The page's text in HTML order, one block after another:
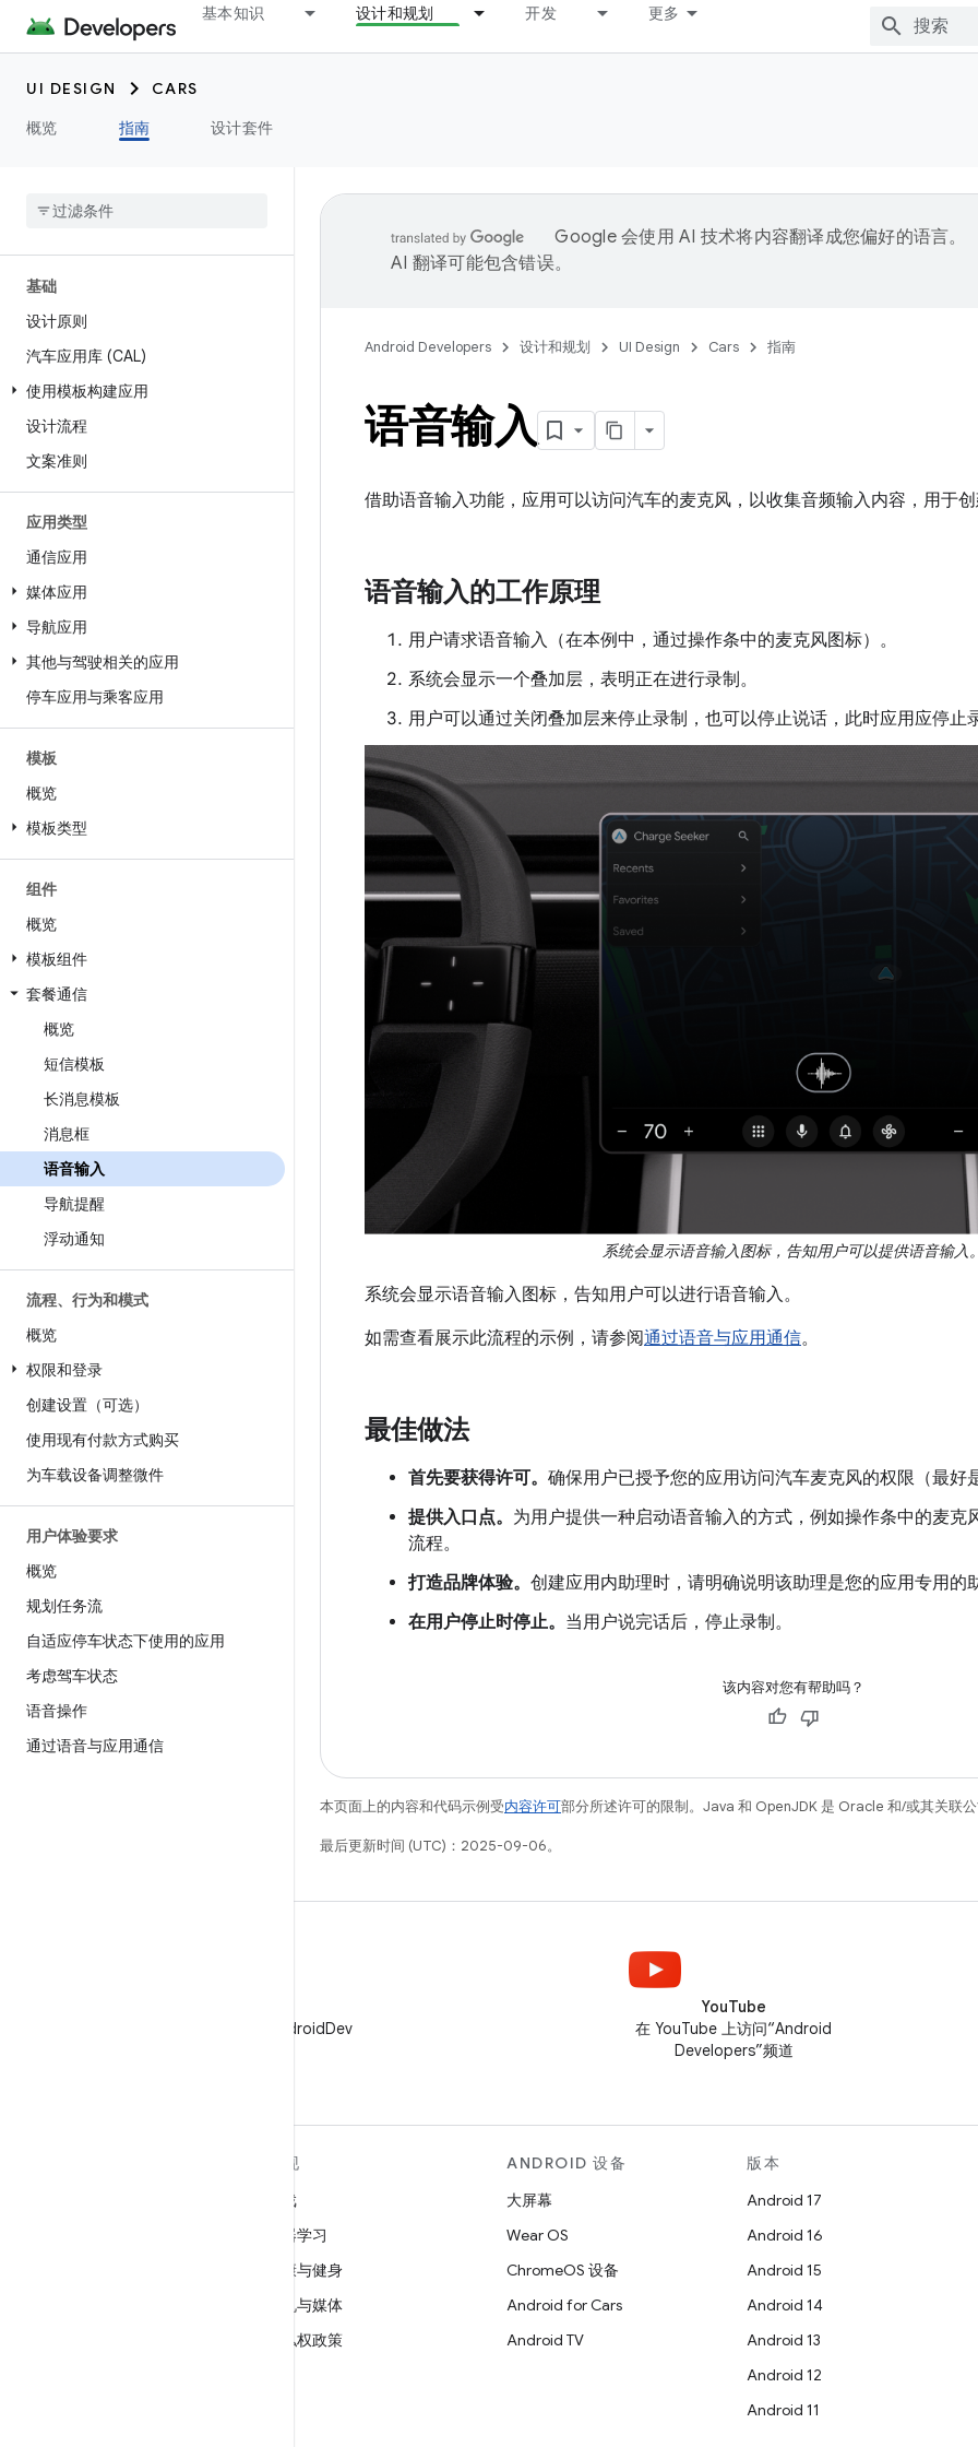
基本知识 设计和规划 开发 更多
UI DESIGN
CARS
概览
指南 设计套件
基础
设计原则
汽车应用库 (CAL)
使用模板构建应用
设计流程
文案准则
应用类型
通信应用
媒体应用
导航应用
其他与驾驶相关的应用
停车应用与乘客应用
模板
概览
模板类型
组件
概览
模板组件
套餐通信
概览
短信模板
长消息模板
消息框
语音输入
导航提醒
浮动通知
流程、行为和模式
概览
权限和登录
创建设置（可选）
使用现有付款方式购买
为车载设备调整微件
用户体验要求
概览
规划任务流
自适应停车状态下使用的应用
考虑驾车状态
语音操作
通过语音与应用通信
Google 会使用 AI 技术将内容翻译成您偏好的语言。
AI 翻译可能包含错误。
Android Developers 设计和规划 UI Design Cars 指南
语音输入
借助语音输入功能，应用可以访问汽车的麦克风，以收集音频输入内容，用于
语音输入的工作原理
用户请求语音输入（在本例中，通过操作条中的麦克风图标）。
系统会显示一个叠加层，表明正在进行录制。
用户可以通过关闭叠加层来停止录制，也可以停止说话，此时应用应停止
系统会显示语音输入图标，告知用户可以提供语音输入
系统会显示语音输入图标，告知用户可以进行语音输入。
如需查看展示此流程的示例，请参阅通过语音与应用通信。
最佳做法
首先要获得许可。 确保用户已授予您的应用访问汽车麦克风的权限（最好
提供入口点。 为用户提供一种启动语音输入的方式，例如操作条中的麦克
流程。
打造品牌体验。 创建应用内助理时，请明确说明该助理是您的应用专用的
在用户停止时停止。 当用户说完话后，停止录制。
该内容对您有帮助吗？
本页面上的内容和代码示例受内容许可部分所述许可的限制。Java 和 OpenJDK 是 Oracle 和/或其关联
最后更新时间 (UTC)：2025-09-06。
在 X 上关注 @AndroidDev
YouTube
在 YouTube 上访问“Android
Developers”频道
发现
游戏
机器学习
健康与健身
相机与媒体
隐私权政策
ANDROID 设备
大屏幕
Wear OS
ChromeOS 设备
Android for Cars
Android TV
版本
Android 17
Android 16
Android 15
Android 14
Android 13
Android 12
Android 11